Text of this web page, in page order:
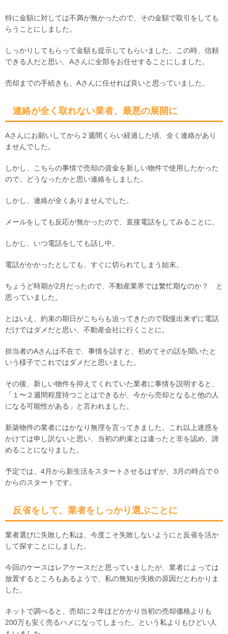
特に金額に対しては不満が無かったので、その金額で取引をしても
らうことにしました。
しっかりしてもらって金額も提示してもらいました。この時、信頼
できる人だと思い、Aさんに全部をお任せすることにしました。
売却までの手続きも、Aさんに任せれば良いと思っていました。
連絡が全く取れない業者、最悪の展開に
Aさんにお願いしてから２週間くらい経過した頃、全く連絡があり
ませんでした。
しかし、こちらの事情で売却の資金を新しい物件で使用したかった
ので、どうなったかと思い連絡をしました。
しかし、連絡が全くありませんでした。
メールをしても反応が無かったので、直接電話をしてみることに。
しかし、いつ電話をしても話し中。
電話がかかったとしても、すぐに切られてしまう始末。
ちょうど時期が2月だったので、不動産業界では繁忙期なのか？ と
思っていました。
とはいえ、約束の期日がこちらも迫ってきたので我慢出来ずに電話
だけではダメだと思い、不動産会社に行くことに。
担当者のAさんは不在で、事情を話すと、初めてその話を聞いたと
いう様子でこれではダメだと思いました。
その後、新しい物件を抑えてくれていた業者に事情を説明すると、
「１〜２週間程度待つことはできるが、今から売却となると他の人
になる可能性がある」と言われました。
新築物件の業者にはかなり無理を言ってきました。これ以上迷惑を
かけては申し訳ないと思い、当初の約束とは違ったと非を認め、諦
めることになりました。
予定では、4月から新生活をスタートさせるはずが、3月の時点で０
からのスタートです。
反省をして、業者をしっかり選ぶことに
業者選びに失敗した私は、今度こそ失敗しないようにと反省を活か
して探すことにしました。
今回のケースはレアケースだと思っていましたが、業者によっては
放置するところもあるようで、私の無知が失敗の原因だとわかりま
した。
ネットで調べると、売却に２年ほどかかり当初の売却価格よりも
200万も安く売るハメになってしまった。という私よりもひどい人